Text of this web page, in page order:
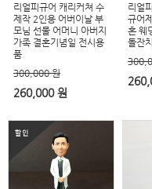
리얼피규어 캐리커쳐 수
제작 2인용 어버이날 부
모님 선물 어머니 아버지
가족 결혼기념일 전시용
품
300,000 원
260,000 원
리얼
규어
혼 웨
돌잔치